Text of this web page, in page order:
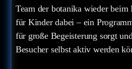
Team der botanika wieder beim
für Kinder dabei – ein
für große Begeisterung sorgt
Besucher selbst aktiv werden